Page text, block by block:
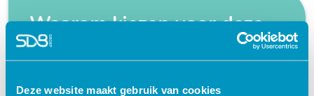
Deze website maakt gebruik van cookies
Waarom kiezen voor deze
e-learning?
Flexibel – leer op je eigen manier en tempo